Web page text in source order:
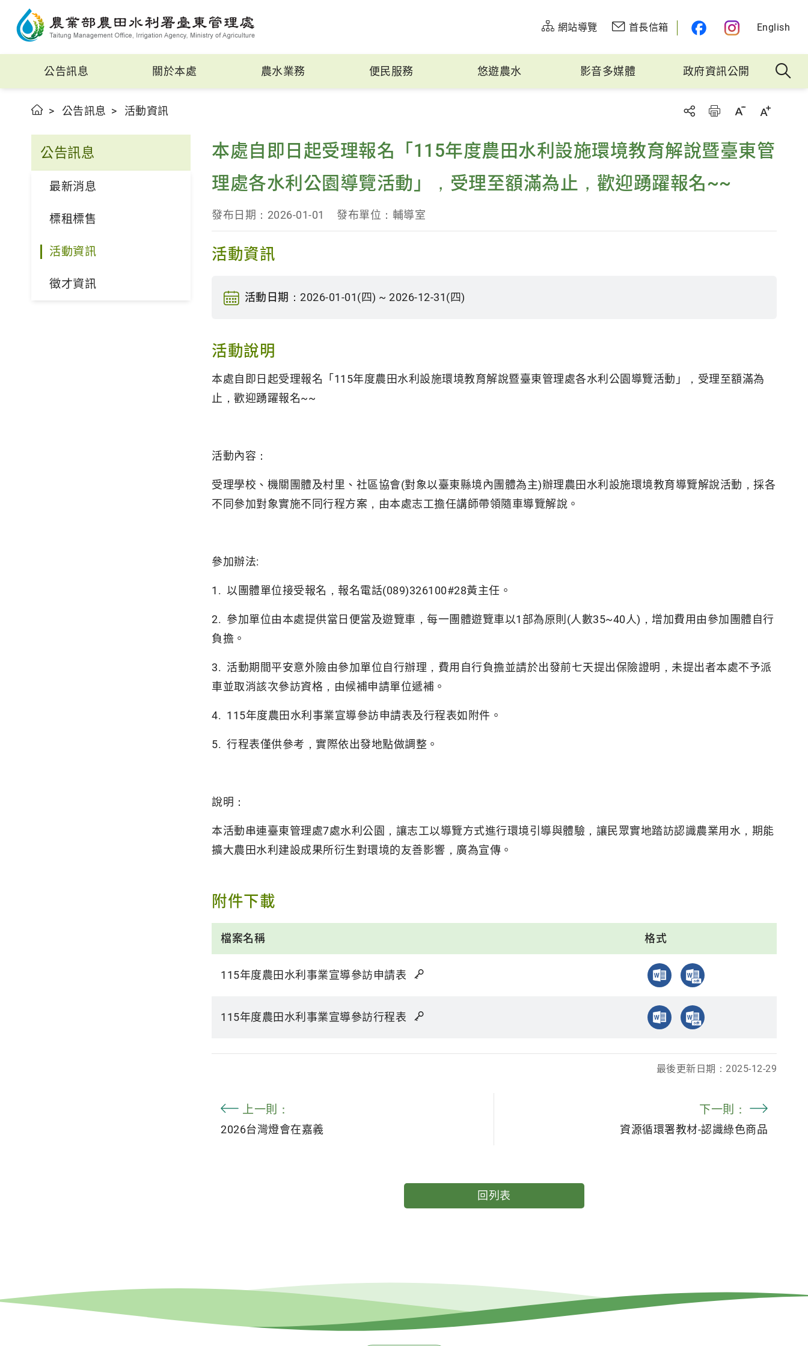
網站導覽 首長信箱 English
公告訊息 關於本處 農水業務 便民服務 悠遊農水 影音多媒體 政府資訊公開
公告訊息 活動資訊
公告訊息
最新消息
標租標售
活動資訊
徵才資訊
本處自即日起受理報名「115年度農田水利設施環境教育解說暨臺東管
理處各水利公園導覽活動」，受理至額滿為止，歡迎踴躍報名~~
發布日期：2026-01-01 發布單位：輔導室
活動資訊
活動日期： 2026-01-01(四) ~ 2026-12-31(四)
活動說明
本處自即日起受理報名「115年度農田水利設施環境教育解說暨臺東管理處各水利公園導覽活動」，受理至額滿為
止，歡迎踴躍報名~~
活動內容：
受理學校、機關團體及村里、社區協會(對象以臺東縣境內團體為主)辦理農田水利設施環境教育導覽解說活動，採各
不同參加對象實施不同行程方案，由本處志工擔任講師帶領隨車導覽解說。
參加辦法:
1. 以團體單位接受報名，報名電話(089)326100#28黃主任。
2. 參加單位由本處提供當日便當及遊覽車，每一團體遊覽車以1部為原則(人數35~40人)，增加費用由參加團體自行
負擔。
3. 活動期間平安意外險由參加單位自行辦理，費用自行負擔並請於出發前七天提出保險證明，未提出者本處不予派
車並取消該次參訪資格，由候補申請單位遞補。
4. 115年度農田水利事業宣導參訪申請表及行程表如附件。
5. 行程表僅供參考，實際依出發地點做調整。
說明：
本活動串連臺東管理處7處水利公園，讓志工以導覽方式進行環境引導與體驗，讓民眾實地踏訪認識農業用水，期能
擴大農田水利建設成果所衍生對環境的友善影響，廣為宣傳。
附件下載
檔案名稱 格式
115年度農田水利事業宣導參訪申請表
115年度農田水利事業宣導參訪行程表
最後更新日期：2025-12-29
上一則：
2026台灣燈會在嘉義
下一則：
資源循環署教材-認識綠色商品
回列表